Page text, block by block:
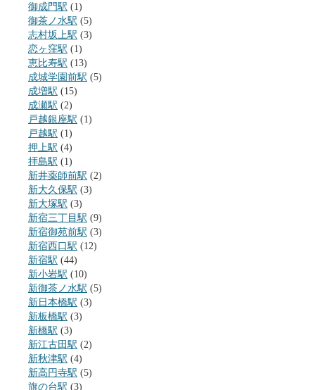
御成門駅 (1)
御茶ノ水駅 (5)
志村坂上駅 (3)
恋ヶ窪駅 (1)
恵比寿駅 (13)
成城学園前駅 (5)
成増駅 (15)
成瀬駅 (2)
戸越銀座駅 (1)
戸越駅 (1)
押上駅 (4)
拝島駅 (1)
新井薬師前駅 (2)
新大久保駅 (3)
新大塚駅 (3)
新宿三丁目駅 (9)
新宿御苑前駅 (3)
新宿西口駅 (12)
新宿駅 (44)
新小岩駅 (10)
新御茶ノ水駅 (5)
新日本橋駅 (3)
新板橋駅 (3)
新橋駅 (3)
新江古田駅 (2)
新秋津駅 (4)
新高円寺駅 (5)
旗の台駅 (3)